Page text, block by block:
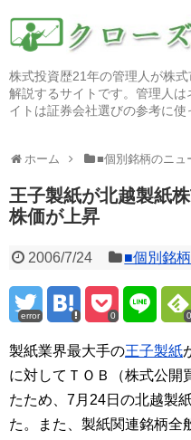
株式投資歴21年の管理人が株
解説するサイトです。管理人
イトは証券会社選びの参考に使
ホーム ■個別銘柄のニュ
王子製紙が北越製紙
株価が上昇
2006/7/24 ■個別銘
error 0 0
製紙業界最大手の王子製紙
に対してＴＯＢ（株式公開
たため、7月24日の北越製
た。また、製紙関連銘柄全